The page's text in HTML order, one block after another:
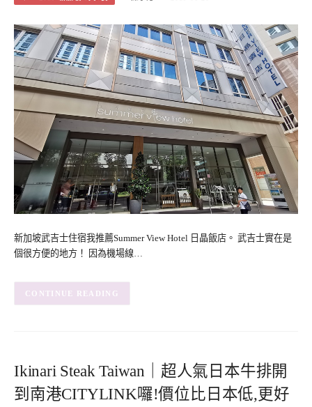
新加坡武吉士住宿我推薦Summer View Hotel 日晶飯店。 武吉士實在是
個很方便的地方！ 因為機場線…
CONTINUE READING
Ikinari Steak Taiwan｜超人氣日本牛排開
到南港CITYLINK囉!價位比日本低,更好